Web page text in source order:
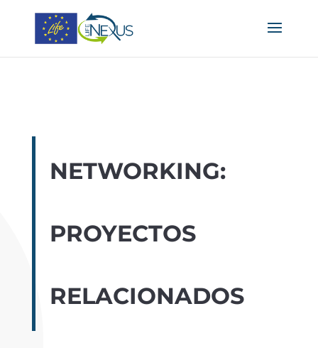
NETWORKING:
PROYECTOS
RELACIONADOS